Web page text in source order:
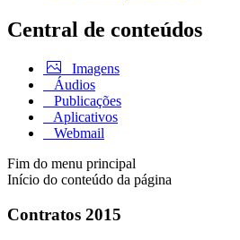
Central de conteúdos
Imagens
Áudios
Publicações
Aplicativos
Webmail
Fim do menu principal
Início do conteúdo da página
Contratos 2015